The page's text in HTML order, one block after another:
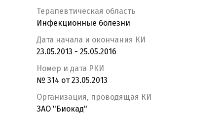
Терапевтическая область
Инфекционные болезни
Дата начала и окончания КИ
23.05.2013 - 25.05.2016
Номер и дата РКИ
№ 314 от 23.05.2013
Организация, проводящая КИ
ЗАО "Биокад"